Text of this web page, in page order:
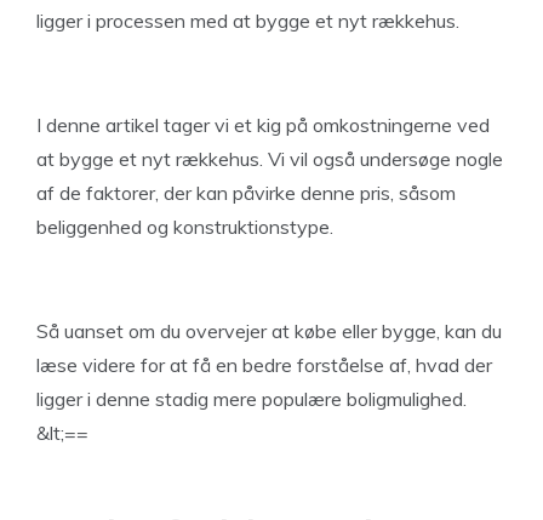
ligger i processen med at bygge et nyt rækkehus.
I denne artikel tager vi et kig på omkostningerne ved
at bygge et nyt rækkehus. Vi vil også undersøge nogle
af de faktorer, der kan påvirke denne pris, såsom
beliggenhed og konstruktionstype.
Så uanset om du overvejer at købe eller bygge, kan du
læse videre for at få en bedre forståelse af, hvad der
ligger i denne stadig mere populære boligmulighed.
&lt;==